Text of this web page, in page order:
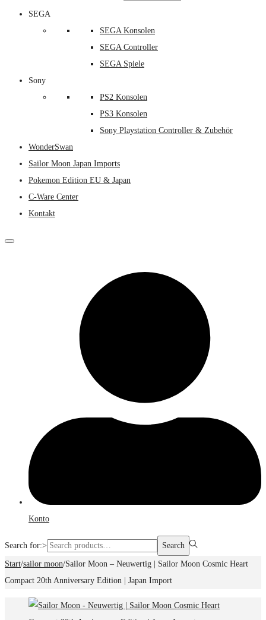
SEGA
SEGA Konsolen
SEGA Controller
SEGA Spiele
Sony
PS2 Konsolen
PS3 Konsolen
Sony Playstation Controller & Zubehör
WonderSwan
Sailor Moon Japan Imports
Pokemon Edition EU & Japan
C-Ware Center
Kontakt
Konto
Search for:> Search
Start/sailor moon/Sailor Moon – Neuwertig | Sailor Moon Cosmic Heart
Compact 20th Anniversary Edition | Japan Import